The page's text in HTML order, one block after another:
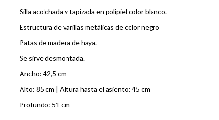
Silla acolchada y tapizada en polipiel color blanco.
Estructura de varillas metálicas de color negro
Patas de madera de haya.
Se sirve desmontada.
Ancho: 42,5 cm
Alto: 85 cm | Altura hasta el asiento: 45 cm
Profundo: 51 cm